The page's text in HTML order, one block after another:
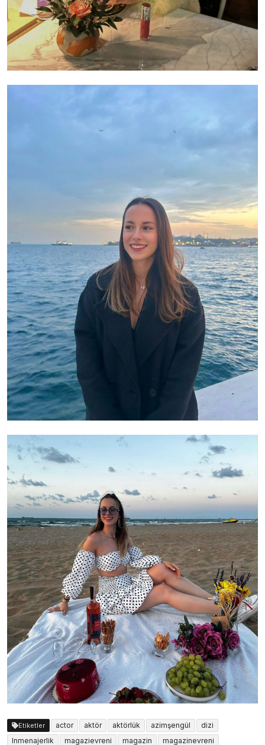
Etiketler actor aktör aktörlük azimşengül
dizi
lnmenajerlik
magazievreni magazin
magazinevreni